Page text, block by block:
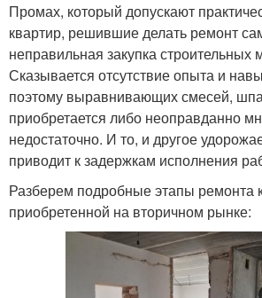
Промах, который допускают
квартир, решившие делать ремонт
неправильная закупка строительных
Сказывается отсутствие опыта и
поэтому выравнивающих смесей,
приобретается либо неоправданно
недостаточно. И то, и другое
приводит к задержкам исполнения
Разберем подробные этапы ремонта
приобретенной на вторичном рынке: